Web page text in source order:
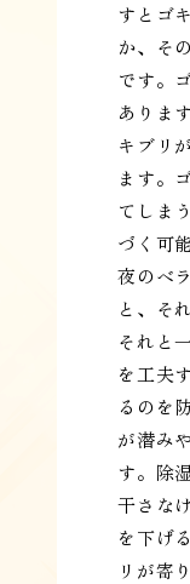
すとゴ
か、そ
です。
ありま
キブリ
ます。
てしま
づく可
夜のベ
と、そ
それと
を工夫
るのを
が潜み
す。除
干さな
を下げ
リが寄